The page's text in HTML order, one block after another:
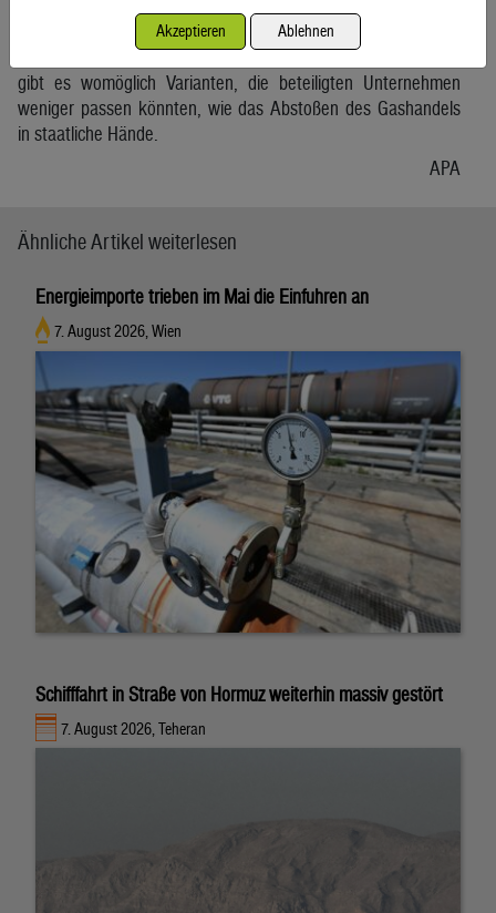
Beteiligungsunternehmen besser einsetzen könnte, um die
Versorgung des Landes mit Erdgas künftig zu sichern. Hierbei
gibt es womöglich Varianten, die beteiligten Unternehmen
weniger passen könnten, wie das Abstoßen des Gashandels
in staatliche Hände.
APA
Ähnliche Artikel weiterlesen
Energieimporte trieben im Mai die Einfuhren an
7. August 2026, Wien
Schifffahrt in Straße von Hormuz weiterhin massiv gestört
7. August 2026, Teheran
Akzeptieren Ablehnen